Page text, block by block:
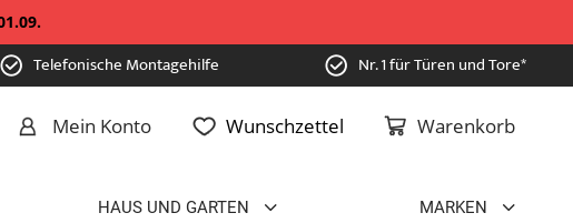
Telefonische Montagehilfe Nr. 1 für Türen und Tore*
Warenkorb
Mein Konto Wunschzettel
HAUS UND GARTEN MARKEN